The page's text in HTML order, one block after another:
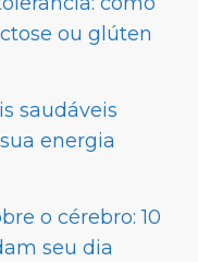
ou glúten
saudáveis
energia
o cérebro: 10
seu dia